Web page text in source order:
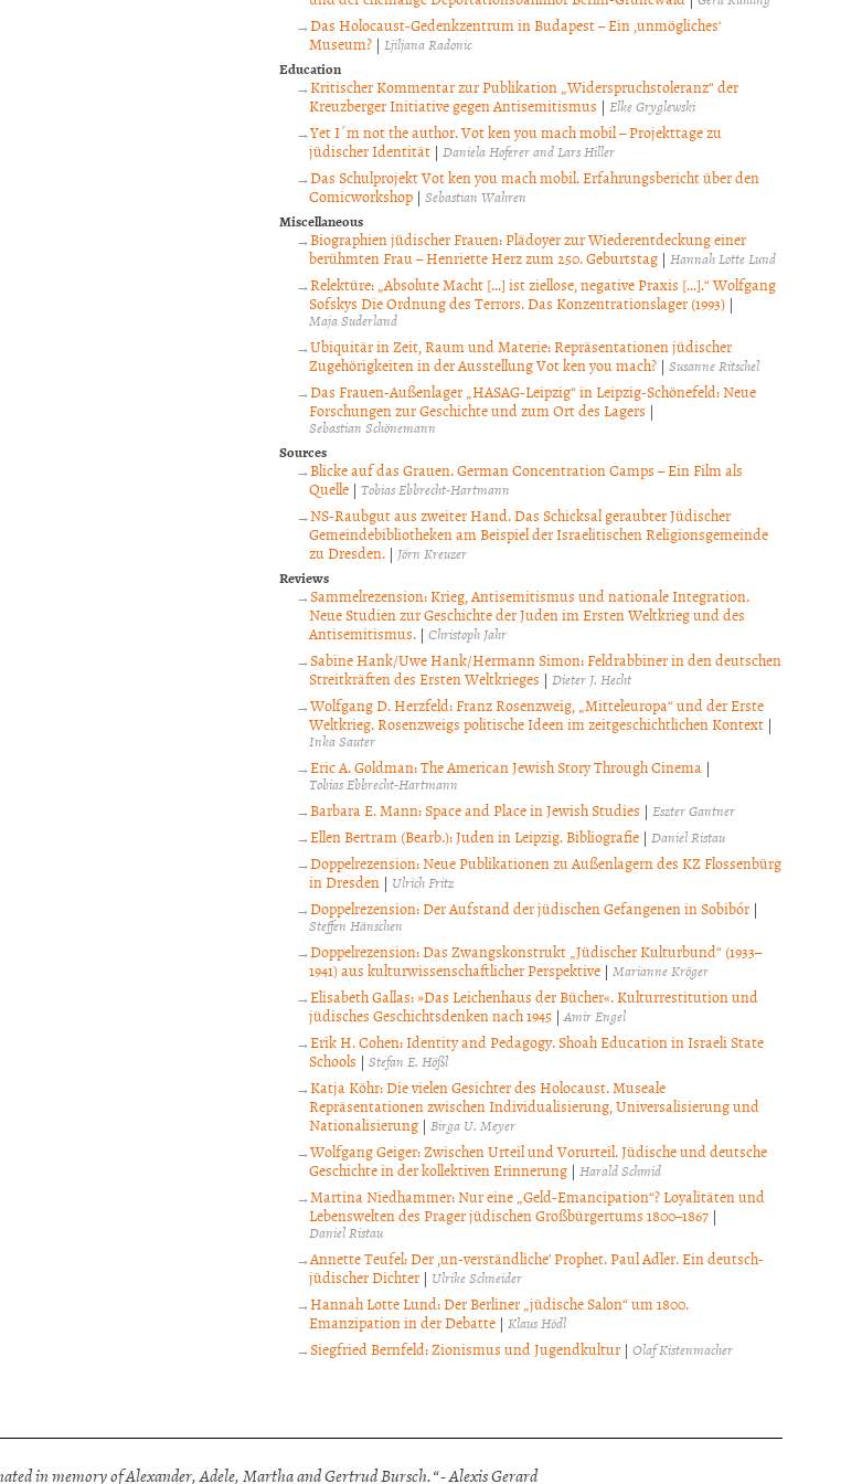
Das Holocaust-Gedenkzentrum in Budapest – Ein ‚unmögliches‘
Museum?| Ljiljana Radonic
Education
Kritischer Kommentar zur Publikation „Widerspruchstoleranz“ der
Kreuzberger Initiative gegen Antisemitismus | Elke Gryglewski
Yet I´m not the author. Vot ken you mach mobil – Projekttage zu
jüdischer Identität| Daniela Hoferer and Lars Hiller
Das Schulprojekt Vot ken you mach mobil. Erfahrungsbericht über den
Comicworkshop| Sebastian Wahren
Miscellaneous
Biographien jüdischer Frauen: Plädoyer zur Wiederentdeckung einer
berühmten Frau – Henriette Herz zum 250. Geburtstag| Hannah Lotte Lund
Relektüre: „Absolute Macht […] ist ziellose, negative Praxis […].“ Wolfgang
Sofskys Die Ordnung des Terrors. Das Konzentrationslager (1993)|
Maja Suderland
Ubiquitär in Zeit, Raum und Materie: Repräsentationen jüdischer
Zugehörigkeiten in der Ausstellung Vot ken you mach?| Susanne Ritschel
Das Frauen-Außenlager „HASAG-Leipzig“ in Leipzig-Schönefeld: Neue
Forschungen zur Geschichte und zum Ort des Lagers |
Sebastian Schönemann
Sources
Blicke auf das Grauen. German Concentration Camps – Ein Film als
Quelle| Tobias Ebbrecht-Hartmann
NS-Raubgut aus zweiter Hand. Das Schicksal geraubter Jüdischer
Gemeindebibliotheken am Beispiel der Israelitischen Religionsgemeinde
zu Dresden.| Jörn Kreuzer
Reviews
Sammelrezension: Krieg, Antisemitismus und nationale Integration.
Neue Studien zur Geschichte der Juden im Ersten Weltkrieg und des
Antisemitismus.| Christoph Jahr
Sabine Hank/Uwe Hank/Hermann Simon: Feldrabbiner in den deutschen
Streitkräften des Ersten Weltkrieges | Dieter J. Hecht
Wolfgang D. Herzfeld: Franz Rosenzweig, „Mitteleuropa“ und der Erste
Weltkrieg. Rosenzweigs politische Ideen im zeitgeschichtlichen Kontext|
Inka Sauter
Eric A. Goldman: The American Jewish Story Through Cinema |
Tobias Ebbrecht-Hartmann
Barbara E. Mann: Space and Place in Jewish Studies |Eszter Gantner
Ellen Bertram (Bearb.): Juden in Leipzig. Bibliografie |Daniel Ristau
Doppelrezension: Neue Publikationen zu Außenlagern des KZ Flossenbürg
in Dresden| Ulrich Fritz
Doppelrezension: Der Aufstand der jüdischen Gefangenen in Sobibór |
Steffen Hänschen
Doppelrezension: Das Zwangskonstrukt „Jüdischer Kulturbund“ (1933–
1941) aus kulturwissenschaftlicher Perspektive| Marianne Kröger
Elisabeth Gallas: »Das Leichenhaus der Bücher«. Kulturrestitution und
jüdisches Geschichtsdenken nach 1945|Amir Engel
Erik H. Cohen: Identity and Pedagogy. Shoah Education in Israeli State
Schools | Stefan E. Hößl
Katja Köhr: Die vielen Gesichter des Holocaust. Museale
Repräsentationen zwischen Individualisierung, Universalisierung und
Nationalisierung| Birga U. Meyer
Wolfgang Geiger: Zwischen Urteil und Vorurteil. Jüdische und deutsche
Geschichte in der kollektiven Erinnerung| Harald Schmid
Martina Niedhammer: Nur eine „Geld-Emancipation“? Loyalitäten und
Lebenswelten des Prager jüdischen Großbürgertums 1800–1867|
Daniel Ristau
Annette Teufel: Der ‚un-verständliche’ Prophet. Paul Adler. Ein deutsch-
jüdischer Dichter| Ulrike Schneider
Hannah Lotte Lund: Der Berliner „jüdische Salon“ um 1800.
Emanzipation in der Debatte| Klaus Hödl
Siegfried Bernfeld: Zionismus und Jugendkultur |Olaf Kistenmacher
in memory of Alexander, Adele, Martha and Gertrud Bursch.“ - Alexis Gerard